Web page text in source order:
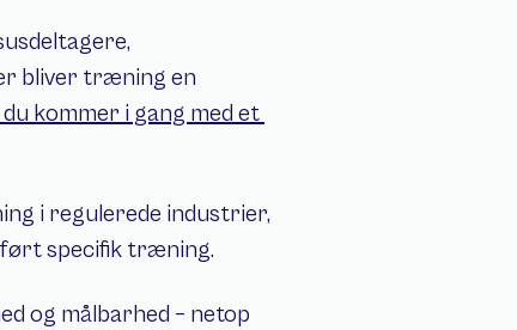
bliver træning en
kommer i gang med et
i regulerede industrier,
specifik træning.
og målbarhed – netop